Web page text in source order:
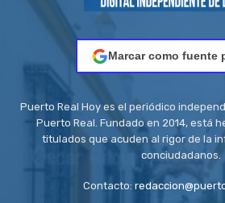
Marcar como fuente
Puerto Real Hoy es el periódico
Puerto Real. Fundado en 2014, está
titulados que acuden al rigor de la
conciudadanos.
Contacto: